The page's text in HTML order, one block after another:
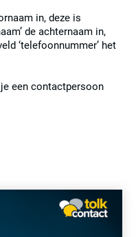
in, deze is
de achternaam in,
‘telefoonnummer’ het
je een contactpersoon